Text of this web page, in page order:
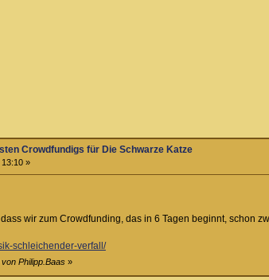
Crowdfundigs für Die Schwarze Katze
13:10 »
wir zum Crowdfunding, das in 6 Tagen beginnt, schon
schleichender-verfall/
Philipp.Baas»